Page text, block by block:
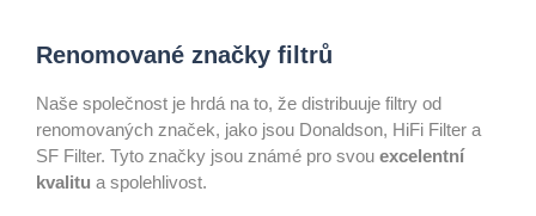
Renomované značky filtrů
Naše společnost je hrdá na to, že distribuuje filtry od
renomovaných značek, jako jsou Donaldson, HiFi Filter a
SF Filter. Tyto značky jsou známé pro svou excelentní
kvalitu a spolehlivost.